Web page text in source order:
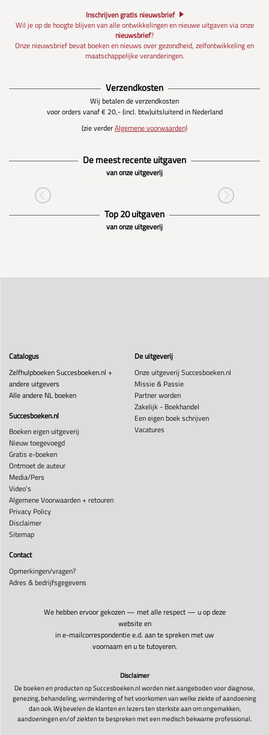
Inschrijven gratis nieuwsbrief
Wil je op de hoogte blijven van alle ontwikkelingen en nieuwe uitgaven via onze
nieuwsbrief?
Onze nieuwsbrief bevat boeken en nieuws over gezondheid, zelfontwikkeling en
maatschappelijke veranderingen.
Verzendkosten
Wij betalen de verzendkosten
voor orders vanaf € 20,- (incl. btw)uitsluitend in Nederland
(zie verderAlgemene voorwaarden)
De meest recente uitgaven
van onze uitgeverij
Top 20 uitgaven
van onze uitgeverij
Catalogus
Zelfhulpboeken Succesboeken.nl +
andere uitgevers
Alle andere NL boeken
Succesboeken.nl
Boeken eigen uitgeverij
Nieuw toegevoegd
Gratis e-boeken
Ontmoet de auteur
Media/Pers
Video's
Algemene Voorwaarden + retouren
Privacy Policy
Disclaimer
Sitemap
De uitgeverij
Onze uitgeverij Succesboeken.nl
Missie & Passie
Partner worden
Zakelijk - Boekhandel
Een eigen boek schrijven
Vacatures
Contact
Opmerkingen/vragen?
Adres & bedrijfsgegevens
We hebben ervoor gekozen — met alle respect — u op deze
website en
in e-mailcorrespondentie e.d. aan te spreken met uw
voornaam en u te tutoyeren.
Disclaimer
De boeken en producten op Succesboeken.nl worden niet aangeboden voor diagnose,
genezing, behandeling, vermindering of het voorkomen van welke ziekte of aandoening
dan ook. Wij bevelen de klanten en lezers ten sterkste aan om ongemakken,
aandoeningen en/of ziekten te bespreken met een medisch bekwame professional.